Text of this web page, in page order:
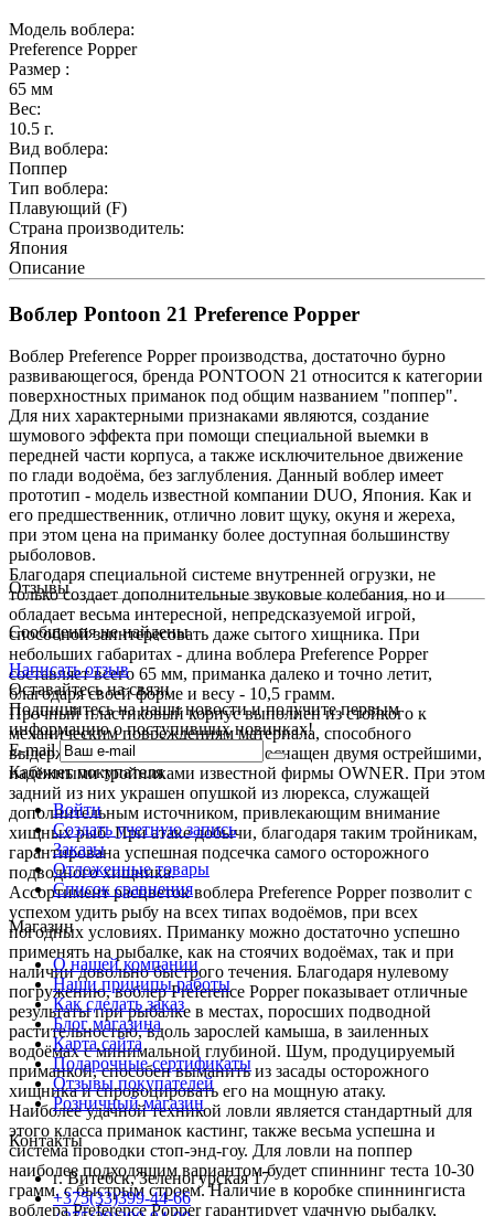
Модель воблера:
Preference Popper
Размер :
65 мм
Вес:
10.5 г.
Вид воблера:
Поппер
Тип воблера:
Плавующий (F)
Страна производитель:
Япония
Описание
Воблер Pontoon 21 Preference Popper
Воблер Preference Popper производства, достаточно бурно
развивающегося, бренда PONTOON 21 относится к категории
поверхностных приманок под общим названием "поппер".
Для них характерными признаками являются, создание
шумового эффекта при помощи специальной выемки в
передней части корпуса, а также исключительное движение
по глади водоёма, без заглубления. Данный воблер имеет
прототип - модель известной компании DUO, Япония. Как и
его предшественник, отлично ловит щуку, окуня и жереха,
при этом цена на приманку более доступная большинству
рыболовов.
Благодаря специальной системе внутренней огрузки, не
только создает дополнительные звуковые колебания, но и
обладает весьма интересной, непредсказуемой игрой,
способной заинтересовать даже сытого хищника. При
небольших габаритах - длина воблера Preference Popper
составляет всего 65 мм, приманка далеко и точно летит,
благодаря своей форме и весу - 10,5 грамм.
Прочный пластиковый корпус выполнен из стойкого к
механическим повреждениям материала, способного
выдержать острые щучьи зубы, и оснащен двумя острейшими,
надёжными тройниками известной фирмы OWNER. При этом
задний из них украшен опушкой из люрекса, служащей
дополнительным источником, привлекающим внимание
хищных рыб. При атаке добычи, благодаря таким тройникам,
гарантирована успешная подсечка самого осторожного
подводного хищника.
Ассортимент расцветок воблера Preference Popper позволит с
успехом удить рыбу на всех типах водоёмов, при всех
погодных условиях. Приманку можно достаточно успешно
применять на рыбалке, как на стоячих водоёмах, так и при
наличии довольно быстрого течения. Благодаря нулевому
погружению, воблер Preference Popper показывает отличные
результаты при рыбалке в местах, поросших подводной
растительностью, вдоль зарослей камыша, в заиленных
водоёмах с минимальной глубиной. Шум, продуцируемый
приманкой, способен выманить из засады осторожного
хищника и спровоцировать его на мощную атаку.
Наиболее удачной техникой ловли является стандартный для
этого класса приманок кастинг, также весьма успешна и
система проводки стоп-энд-гоу. Для ловли на поппер
наиболее подходящим вариантом будет спиннинг теста 10-30
грамм, с быстрым строем. Наличие в коробке спиннингиста
воблера Preference Popper гарантирует удачную рыбалку,
Отзывы
Сообщения не найдены
Написать отзыв
Оставайтесь на связи
Подпишитесь на наши новости и получите первым
информацию о поступивших новинках!
E-mail
Кабинет покупателя
Войти
Создать учетную запись
Заказы
Отложенные товары
Список сравнения
Магазин
О нашей компании
Наши приципы работы
Как сделать заказ
Блог магазина
Карта сайта
Подарочные сертификаты
Отзывы покупателей
Розничный магазин
Контакты
г. Витебск, Зеленогурская 17
+375(33)399-44-66